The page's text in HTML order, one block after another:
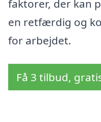
faktorer, der kan
en retfærdig og
for arbejdet.
Få 3 tilbud,